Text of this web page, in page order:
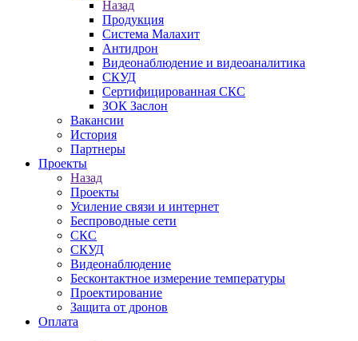
Назад
Продукция
Система Малахит
Антидрон
Видеонаблюдение и видеоаналитика
СКУД
Сертифицированная СКС
ЗОК Заслон
Вакансии
История
Партнеры
Проекты
Назад
Проекты
Усиление связи и интернет
Беспроводные сети
СКС
СКУД
Видеонаблюдение
Бесконтактное измерение температуры
Проектирование
Защита от дронов
Оплата